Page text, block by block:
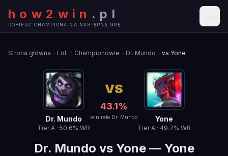
how2win . pl
DOBIERZ CHAMPIONA NA NASTĘPNĄ GRĘ
Strona główna LoL Championowie Dr. Mundo vs Yone
Dr. Mundo
TierA · 50.6% WR
VS
43.1%
win rate Dr. Mundo Yone
TierA · 49.7% WR
Dr. Mundo vs Yone— Yone